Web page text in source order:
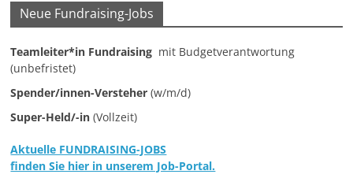
Neue Fundraising-Jobs
Teamleiter*in Fundraising mit Budgetverantwortung
(unbefristet)
Spender/innen-Versteher (w/m/d)
Super-Held/-in (Vollzeit)
Aktuelle FUNDRAISING-JOBS
finden Sie hier in unserem Job-Portal.